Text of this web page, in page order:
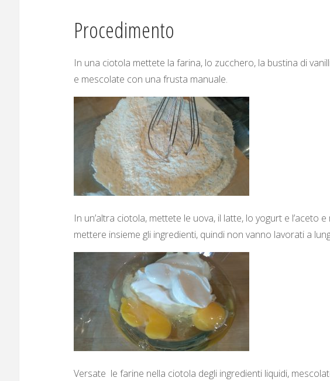
Procedimento
In una ciotola mettete la farina, lo zucchero, la bustina di
e mescolate con una frusta manuale.
In un’altra ciotola, mettete le uova, il latte, lo yogurt e
mettere insieme gli ingredienti, quindi non vanno lavorati a
Versate le farine nella ciotola degli ingredienti liquidi,